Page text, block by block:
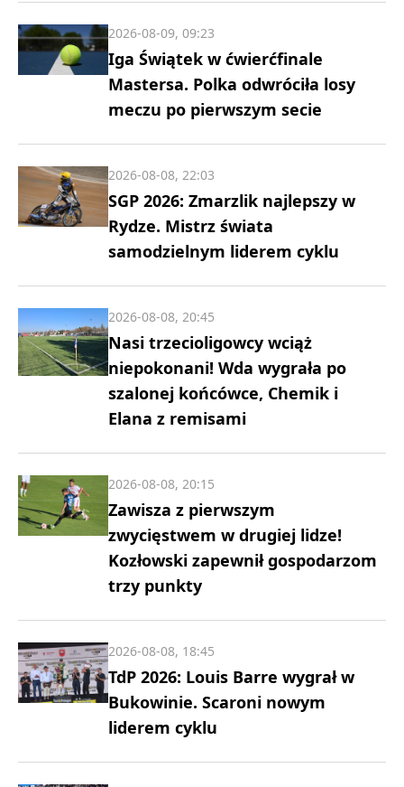
Iga Świątek w ćwierćfinale
Mastersa. Polka odwróciła losy
meczu po pierwszym secie
2026-08-09, 09:23
SGP 2026: Zmarzlik najlepszy w
Rydze. Mistrz świata
samodzielnym liderem cyklu
2026-08-08, 22:03
Nasi trzecioligowcy wciąż
niepokonani! Wda wygrała po
szalonej końcówce, Chemik i
Elana z remisami
2026-08-08, 20:45
Zawisza z pierwszym
zwycięstwem w drugiej lidze!
Kozłowski zapewnił gospodarzom
trzy punkty
2026-08-08, 20:15
TdP 2026: Louis Barre wygrał w
Bukowinie. Scaroni nowym
liderem cyklu
2026-08-08, 18:45